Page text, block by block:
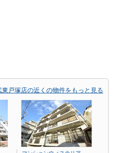
東戸塚店の近くの物件をもっと見る